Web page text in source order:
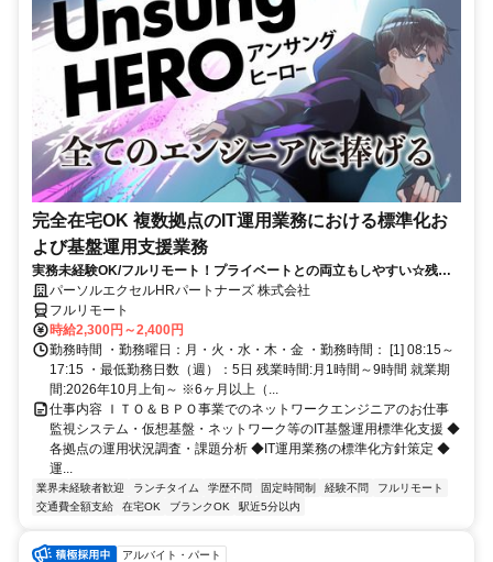
完全在宅OK 複数拠点のIT運用業務における標準化お
よび基盤運用支援業務
実務未経験OK/フルリモート！プライベートとの両立もしやすい☆残業
ちょっと♪
パーソルエクセルHRパートナーズ 株式会社
フルリモート
時給2,300円～2,400円
勤務時間 ・勤務曜日：月・火・水・木・金 ・勤務時間： [1] 08:15～
17:15 ・最低勤務日数（週）：5日 残業時間:月1時間～9時間 就業期
間:2026年10月上旬～ ※6ヶ月以上（...
仕事内容 ＩＴＯ＆ＢＰＯ事業でのネットワークエンジニアのお仕事
監視システム・仮想基盤・ネットワーク等のIT基盤運用標準化支援 ◆
各拠点の運用状況調査・課題分析 ◆IT運用業務の標準化方針策定 ◆
運...
業界未経験者歓迎 ランチタイム 学歴不問 固定時間制 経験不問
フルリモート
交通費全額支給
在宅OK ブランクOK 駅近5分以内
アルバイト・パート